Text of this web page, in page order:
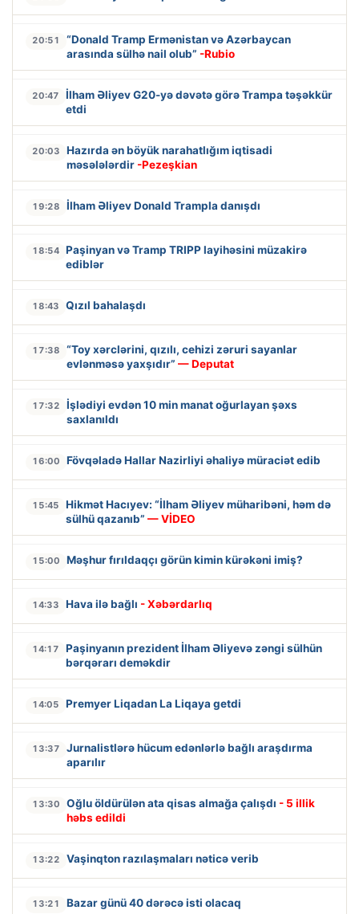
20:51
“Donald Tramp Ermənistan və Azərbaycan
arasında sülhə nail olub” -Rubio
20:47
İlham Əliyev G20-yə dəvətə görə Trampa təşəkkür
etdi
20:03
Hazırda ən böyük narahatlığım iqtisadi
məsələlərdir -Pezeşkian
19:28 İlham Əliyev Donald Trampla danışdı
18:54 Paşinyan və Tramp TRIPP layihəsini müzakirə
ediblər
18:43 Qızıl bahalaşdı
17:38
“Toy xərclərini, qızılı, cehizi zəruri sayanlar
evlənməsə yaxşıdır” — Deputat
17:32
İşlədiyi evdən 10 min manat oğurlayan şəxs
saxlanıldı
16:00 Fövqəladə Hallar Nazirliyi əhaliyə müraciət edib
15:45
Hikmət Hacıyev: “İlham Əliyev müharibəni, həm də
sülhü qazanıb” — VİDEO
15:00 Məşhur fırıldaqçı görün kimin kürəkəni imiş?
14:33 Hava ilə bağlı - Xəbərdarlıq
14:17
Paşinyanın prezident İlham Əliyevə zəngi sülhün
bərqərarı deməkdir
14:05 Premyer Liqadan La Liqaya getdi
13:37
Jurnalistlərə hücum edənlərlə bağlı araşdırma
aparılır
13:30 Oğlu öldürülən ata qisas almağa çalışdı - 5 illik
həbs edildi
13:22 Vaşinqton razılaşmaları nəticə verib
13:21 Bazar günü 40 dərəcə isti olacaq